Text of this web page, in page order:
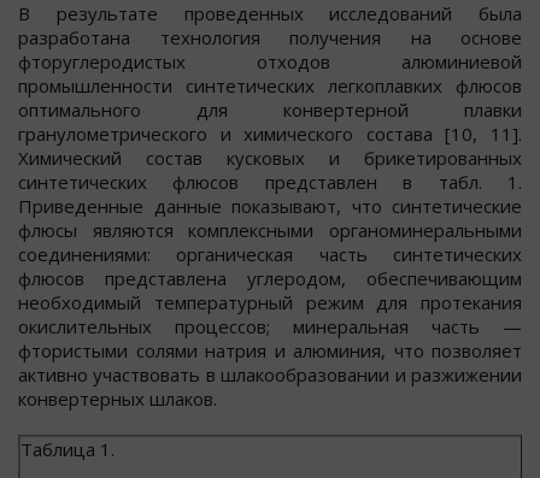
В результате проведенных исследований была
разработана технология получения на основе
фторуглеродистых отходов алюминиевой
промышленности синтетических легкоплавких флюсов
оптимального для конвертерной плавки
гранулометрического и химического состава [10, 11].
Химический состав кусковых и брикетированных
синтетических флюсов представлен в табл. 1.
Приведенные данные показывают, что синтетические
флюсы являются комплексными органоминеральными
соединениями: органическая часть синтетических
флюсов представлена углеродом, обеспечивающим
необходимый температурный режим для протекания
окислительных процессов; минеральная часть —
фтористыми солями натрия и алюминия, что позволяет
активно участвовать в шлакообразовании и разжижении
конвертерных шлаков.
Таблица 1.